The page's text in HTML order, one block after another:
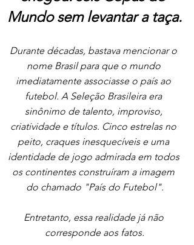
Mundo sem levantar a taça.
Durante décadas, bastava mencionar o
nome Brasil para que o mundo
imediatamente associasse o país ao
futebol. A Seleção Brasileira era
sinônimo de talento, improviso,
criatividade e títulos. Cinco estrelas no
peito, craques inesquecíveis e uma
identidade de jogo admirada em todos
os continentes construíram a imagem
do chamado "País do Futebol".
Entretanto, essa realidade já não
corresponde aos fatos.